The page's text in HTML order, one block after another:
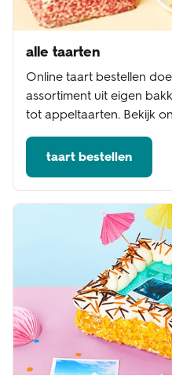
alle taarten
Online taart bestellen
assortiment uit eigen
tot appeltaarten. Bekijk
taart bestellen